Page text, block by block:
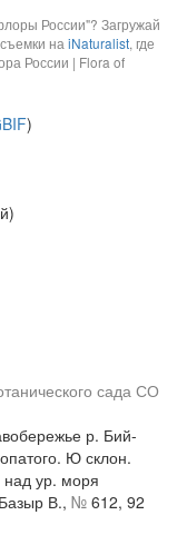
России"? Загружай
на iNaturalist, где
России | Flora of
)
сада СО
р. Бий-
Ю склон.
ур. моря
В., № 612, 92